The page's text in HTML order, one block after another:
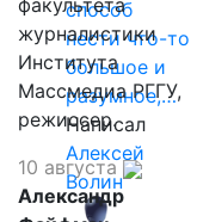
способ
нести что-то
большое и
разумное,…
Написал
Алексей
Волин
факультета
журналистики
Института
Массмедиа РГГУ,
режиссер.
10 августа
Александр